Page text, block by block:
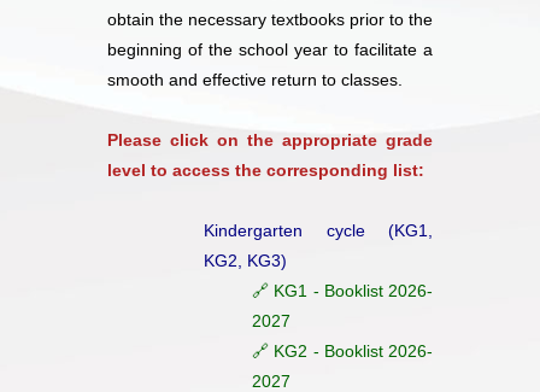
obtain the necessary textbooks prior to the
beginning of the school year to facilitate a
smooth and effective return to classes.
Please click on the appropriate grade
level to access the corresponding list:
Kindergarten cycle (KG1,
KG2, KG3)
🔗 KG1 - Booklist 2026-
2027
🔗 KG2 - Booklist 2026-
2027